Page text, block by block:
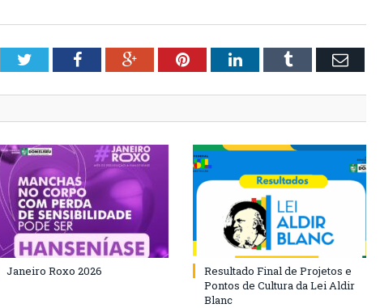
TwitterFacebookGoogle+PinterestLinkedInTumblr Email
Janeiro Roxo 2026
Resultado Final de Projetos e
Pontos de Cultura da Lei Aldir
Blanc